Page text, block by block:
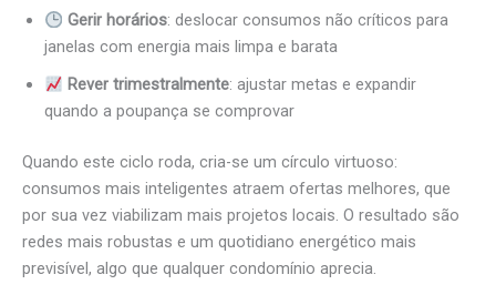
Gerir horários: deslocar consumos não críticos para
janelas com energia mais limpa e barata
Rever trimestralmente: ajustar metas e expandir
quando a poupança se comprovar
Quando este ciclo roda, cria-se um círculo virtuoso:
consumos mais inteligentes atraem ofertas melhores, que
por sua vez viabilizam mais projetos locais. O resultado são
redes mais robustas e um quotidiano energético mais
previsível, algo que qualquer condomínio aprecia.